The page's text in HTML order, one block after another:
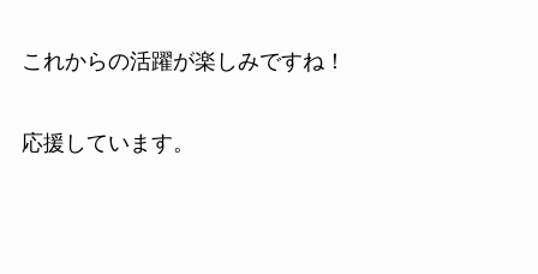
これからの活躍が楽しみですね！
応援しています。